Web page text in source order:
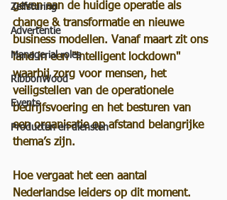
Zelfsturing
Advertentie
Managerial roles
RibbonWood
Events
Producten en diensten
geven aan de huidige operatie als
change & transformatie en nieuwe
business modellen. Vanaf maart zit ons
land in een "intelligent lockdown"
waarbij zorg voor mensen, het
veiligstellen van de operationele
bedrijfsvoering en het besturen van
een organisatie op afstand belangrijke
thema’s zijn.
Hoe vergaat het een aantal
Nederlandse leiders op dit moment.